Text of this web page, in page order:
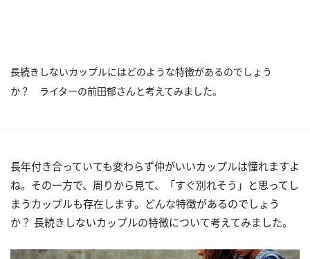
長続きしないカップルにはどのような特徴があるのでしょう
か？ ライターの前田郁さんと考えてみました。
長年付き合っていても変わらず仲がいいカップルは憧れますよ
ね。その一方で、周りから見て、「すぐ別れそう」と思ってし
まうカップルも存在します。どんな特徴があるのでしょう
か？ 長続きしないカップルの特徴について考えてみました。